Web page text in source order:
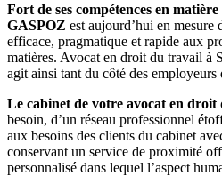
Fort de ses compétences en
GASPOZ est aujourd’hui en mesure
efficace, pragmatique et rapide aux
matières. Avocat en droit du travail à
agit ainsi tant du côté des employeurs
Le cabinet de votre avocat en
besoin, d’un réseau professionnel
aux besoins des clients du cabinet
conservant un service de proximité
personnalisé dans lequel l’aspect